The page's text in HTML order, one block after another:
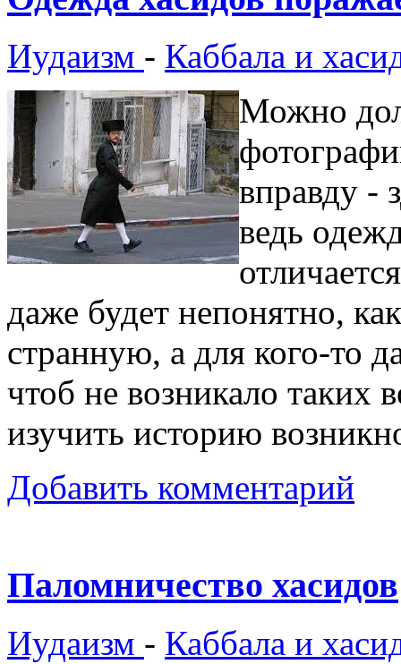
Иудаизм - Каббала и
Можно
вправду -
ведь
даже будет непонятно,
странную, а для кого-то
чтоб не возникало таких
изучить историю
Добавить комментарий
Паломничество хасидов
Иудаизм - Каббала и